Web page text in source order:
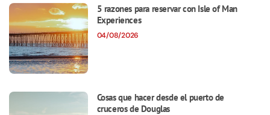
5 razones para reservar con Isle of Man
Experiences
04/08/2026
Cosas que hacer desde el puerto de
cruceros de Douglas